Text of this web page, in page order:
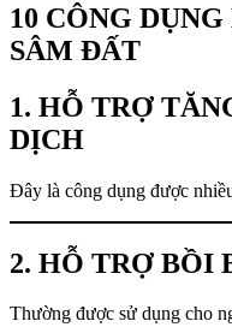
10 CÔNG
SÂM ĐẤT
1. HỖ TRỢ
DỊCH
Đây là công dụng được
2. HỖ TRỢ BỒI
Thường được sử dụng cho